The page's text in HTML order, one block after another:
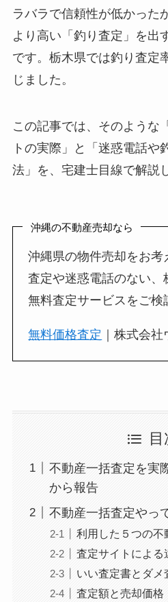
ラバラで信頼性が低かった
より高い「釣り査定」を出
です。栃木県では釣り査定
じました。
この記事では、そのような
トの実際」と「迷惑電話や
法」を、宅建士目線で解説
沖縄の不動産売却なら
沖縄県の物件売却をお考
査定や迷惑電話のない
無料査定サービスをご検
無料価格査定 ｜株式会
目
不動産一括査定を実
から報告
不動産一括査定やっ
利用した５つの不
査定サイトによる
いい査定書とダメ
査定額と売却価格